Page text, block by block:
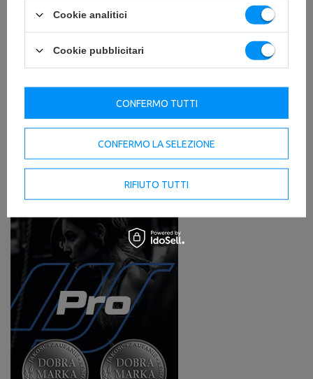
Cookie analitici
Cookie pubblicitari
CONFERMO LA SELEZIONE
RIFIUTO TUTTI
CONFERMO TUTTI